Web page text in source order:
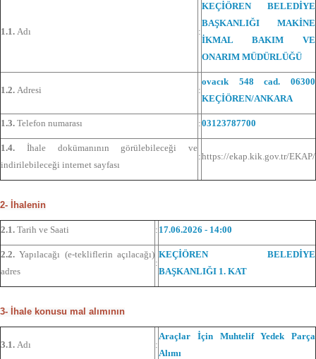
1.1. Adı :
KEÇİÖREN BELEDİYE
BAŞKANLIĞI MAKİNE
İKMAL BAKIM VE
ONARIM MÜDÜRLÜĞÜ
1.2. Adresi :
ovacık 548 cad. 06300
KEÇİÖREN/ANKARA
1.3. Telefon numarası :03123787700
1.4. İhale dokümanının görülebileceği ve
indirilebileceği internet sayfası
:https://ekap.kik.gov.tr/EKAP/
2- İhalenin
2.1. Tarih ve Saati : 17.06.2026 - 14:00
2.2. Yapılacağı (e-tekliflerin açılacağı)
adres
:
KEÇİÖREN BELEDİYE
BAŞKANLIĞI 1. KAT
3- İhale konusu mal alımının
3.1. Adı :
Araçlar İçin Muhtelif Yedek Parça
Alımı